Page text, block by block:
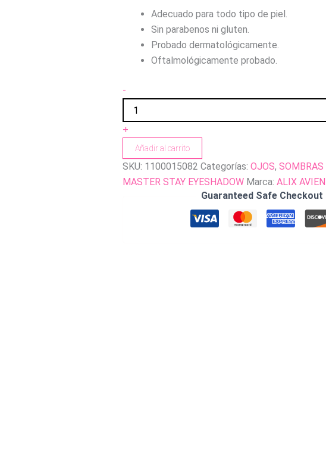
Adecuado para todo tipo de piel.
Sin parabenos ni gluten.
Probado dermatológicamente.
Oftalmológicamente probado.
-
+
Añadir al carrito
SKU: 1100015082 Categorías: OJOS, SOMBRAS
MASTER STAY EYESHADOW Marca: ALIX AVIEN
Guaranteed Safe Checkout